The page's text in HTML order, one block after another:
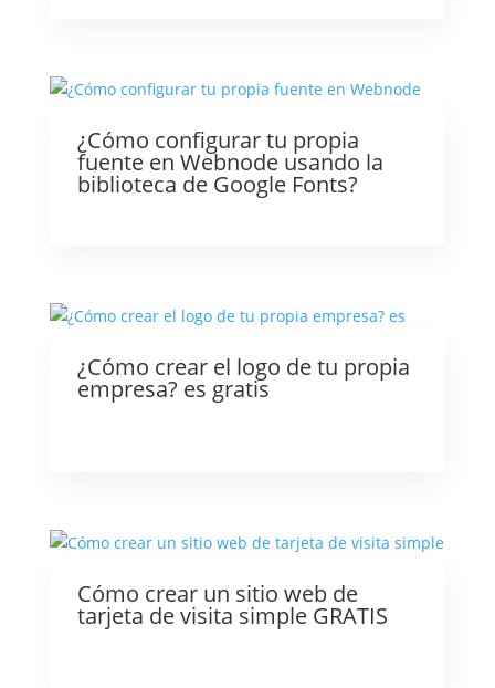
¿Cómo configurar tu propia
fuente en Webnode usando la
biblioteca de Google Fonts?
¿Cómo crear el logo de tu propia
empresa? es gratis
Cómo crear un sitio web de
tarjeta de visita simple GRATIS